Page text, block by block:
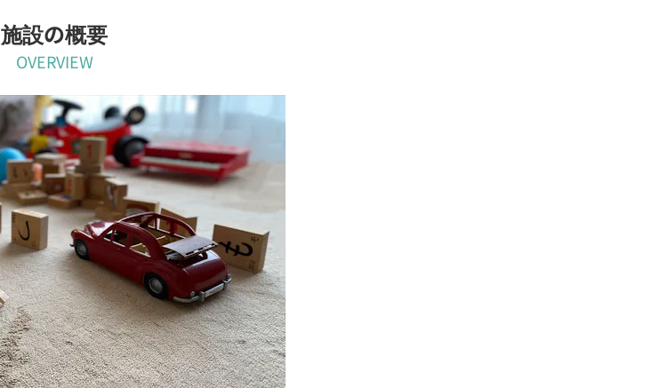
施設の概要
OVERVIEW